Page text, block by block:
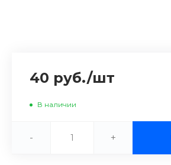
40 руб./шт
В наличии
- +